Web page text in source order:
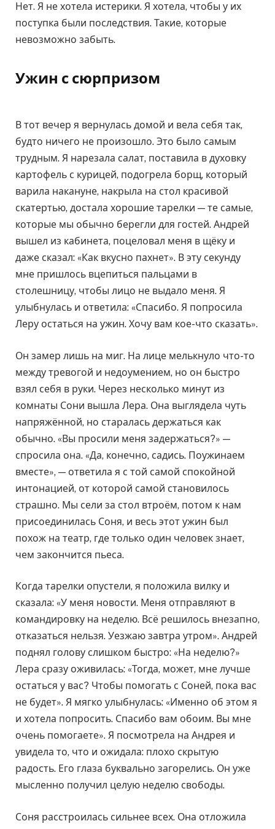
Нет. Я не хотела истерики. Я хотела, чтобы у их
поступка были последствия. Такие, которые
невозможно забыть.
Ужин с сюрпризом
В тот вечер я вернулась домой и вела себя так,
будто ничего не произошло. Это было самым
трудным. Я нарезала салат, поставила в духовку
картофель с курицей, подогрела борщ, который
варила накануне, накрыла на стол красивой
скатертью, достала хорошие тарелки — те самые,
которые мы обычно берегли для гостей. Андрей
вышел из кабинета, поцеловал меня в щёку и
даже сказал: «Как вкусно пахнет». В эту секунду
мне пришлось вцепиться пальцами в
столешницу, чтобы лицо не выдало меня. Я
улыбнулась и ответила: «Спасибо. Я попросила
Леру остаться на ужин. Хочу вам кое-что сказать».
Он замер лишь на миг. На лице мелькнуло что-то
между тревогой и недоумением, но он быстро
взял себя в руки. Через несколько минут из
комнаты Сони вышла Лера. Она выглядела чуть
напряжённой, но старалась держаться как
обычно. «Вы просили меня задержаться?» —
спросила она. «Да, конечно, садись. Поужинаем
вместе», — ответила я с той самой спокойной
интонацией, от которой самой становилось
страшно. Мы сели за стол втроём, потом к нам
присоединилась Соня, и весь этот ужин был
похож на театр, где только один человек знает,
чем закончится пьеса.
Когда тарелки опустели, я положила вилку и
сказала: «У меня новости. Меня отправляют в
командировку на неделю. Всё решилось внезапно,
отказаться нельзя. Уезжаю завтра утром». Андрей
поднял голову слишком быстро: «На неделю?»
Лера сразу оживилась: «Тогда, может, мне лучше
остаться у вас? Чтобы помогать с Соней, пока вас
не будет». Я мягко улыбнулась: «Именно об этом я
и хотела попросить. Спасибо вам обоим. Вы мне
очень помогаете». Я посмотрела на Андрея и
увидела то, что и ожидала: плохо скрытую
радость. Его глаза буквально загорелись. Он уже
мысленно получил целую неделю свободы.
Соня расстроилась сильнее всех. Она отложила